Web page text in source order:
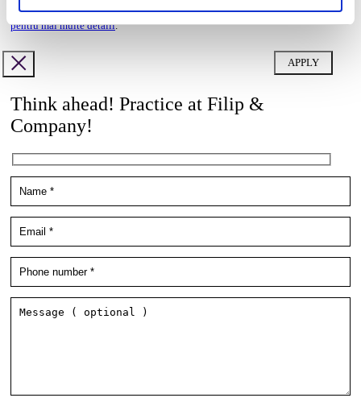
Vrei să știi cum îți vom utiliza datele cu caracter personal?Click aici
pentru mai multe detalii.
Think ahead! Practice at Filip &
Company!